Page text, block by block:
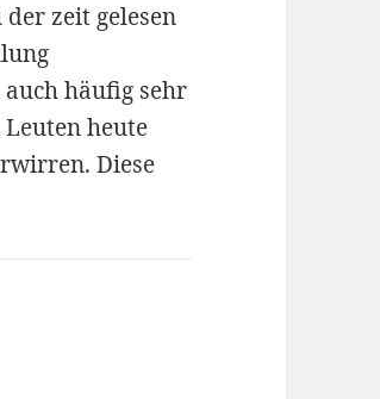
zeit gelesen
häufig sehr
heute
Diese